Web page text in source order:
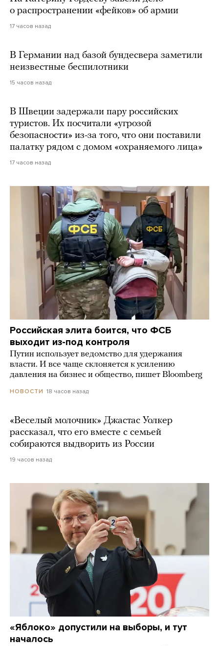
о распространении «фейков» об армии
17 часов назад
В Германии над базой бундесвера заметили
неизвестные беспилотники
15 часов назад
В Швеции задержали пару российских
туристов. Их посчитали «угрозой
безопасности» из-за того, что они поставили
палатку рядом с домом «охраняемого лица»
17 часов назад
Российская элита боится, что ФСБ
выходит из-под контроля
Путин использует ведомство для удержания
власти. И все чаще склоняется к усилению
давления на бизнес и общество, пишет Bloomberg
НОВОСТИ 18 часов назад
«Веселый молочник» Джастас Уолкер
рассказал, что его вместе с семьей
собираются выдворить из России
19 часов назад
«Яблоко» допустили на выборы, и тут
началось